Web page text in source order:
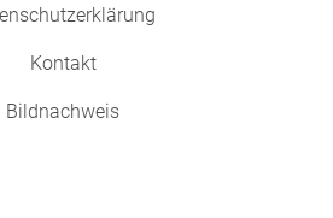
Kontakt
Bildnachweis